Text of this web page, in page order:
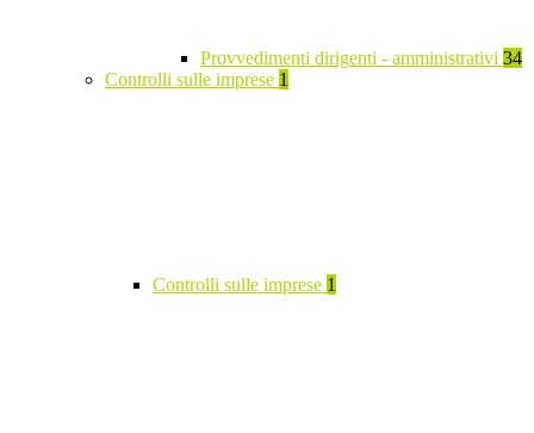
Provvedimenti dirigenti - amministrativi 34
Controlli sulle imprese 1
Controlli sulle imprese 1